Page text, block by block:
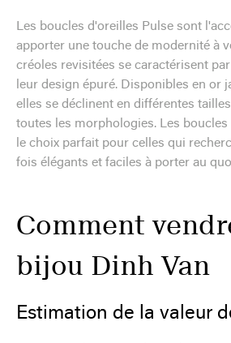
Les boucles d'oreilles Pulse sont
apporter une touche de modernité à
créoles revisitées se caractérisent
leur design épuré. Disponibles en or
elles se déclinent en différentes
toutes les morphologies. Les
le choix parfait pour celles qui
fois élégants et faciles à porter au
Comment
bijou Dinh Van
Estimation de la valeur